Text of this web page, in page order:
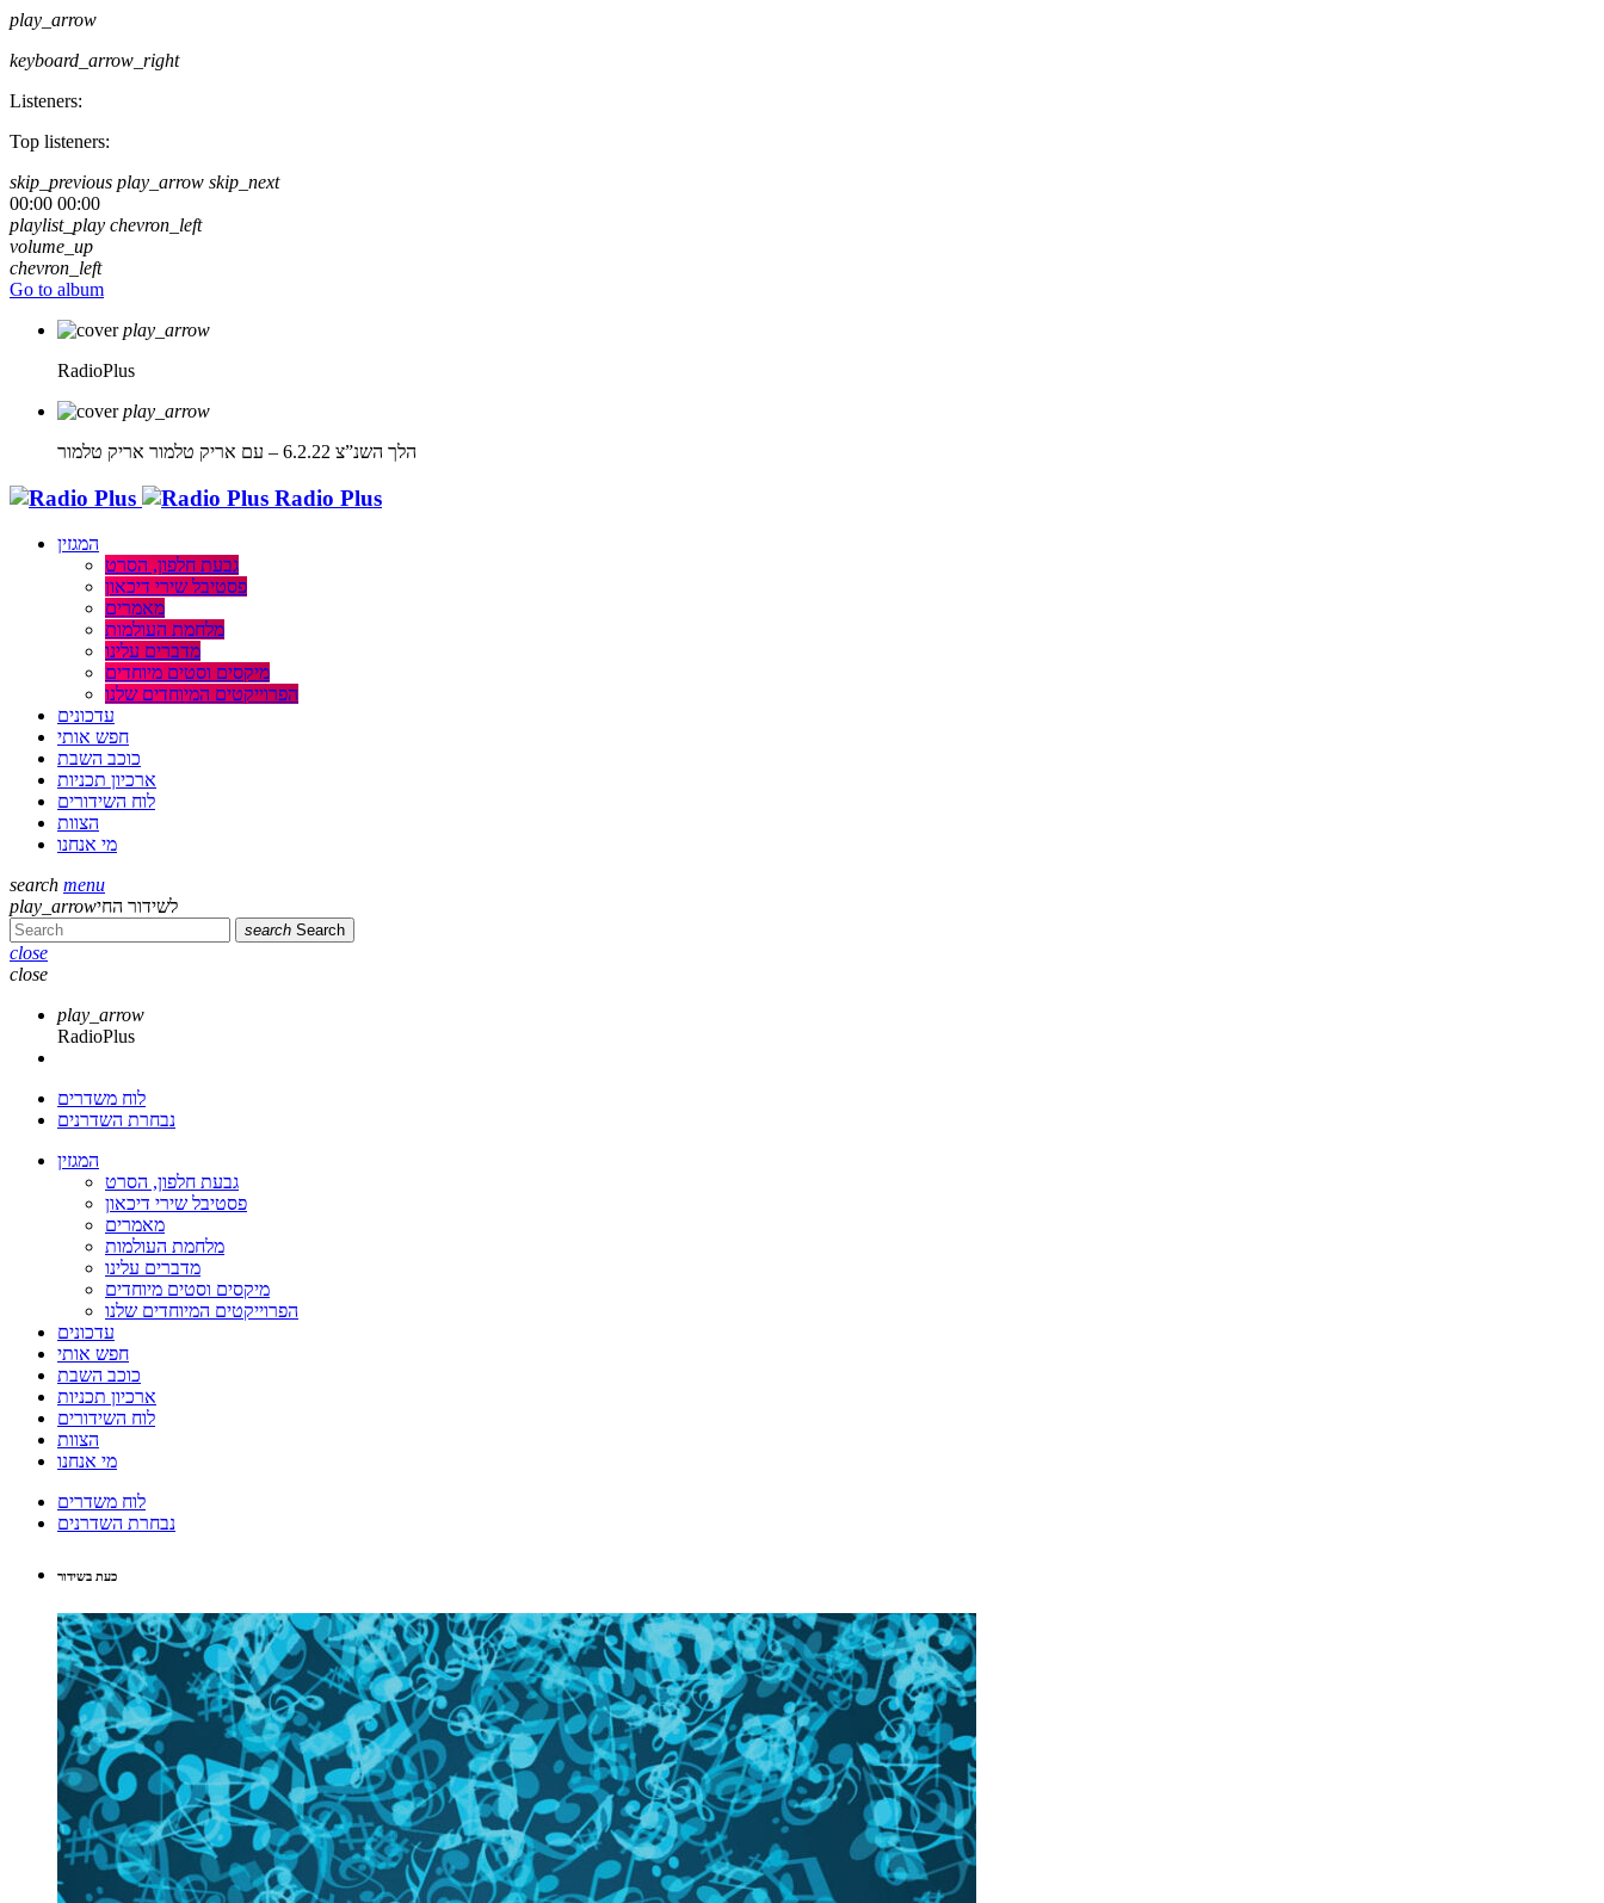
play_arrow
keyboard_arrow_right
Listeners:
Top listeners:
skip_previous play_arrow skip_next
00:00 00:00
playlist_play chevron_left
volume_up
chevron_left
Go to album
play_arrow
RadioPlus
play_arrow
הלך השנ”צ 6.2.22 – עם אריק טלמור
אריק טלמור
Radio Plus
המגזין
גבעת חלפון, הסרט
פסטיבל שירי דיכאון
מאמרים
מלחמת העולמות
מדברים עלינו
מיקסים וסטים מיוחדים
הפרוייקטים המיוחדים שלנו
עדכונים
חפש אותי
כוכב השבת
ארכיון תכניות
לוח השידורים
הצוות
מי אנחנו
search menu
play_arrowלשידור החי
search Search
close
close
play_arrow
RadioPlus
לוח משדרים
נבחרת השדרנים
המגזין
גבעת חלפון, הסרט
פסטיבל שירי דיכאון
מאמרים
מלחמת העולמות
מדברים עלינו
מיקסים וסטים מיוחדים
הפרוייקטים המיוחדים שלנו
עדכונים
חפש אותי
כוכב השבת
ארכיון תכניות
לוח השידורים
הצוות
מי אנחנו
לוח משדרים
נבחרת השדרנים
כעת בשידור